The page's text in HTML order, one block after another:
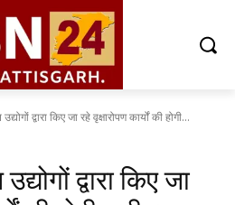
द्वारा किए जा रहे वृक्षारोपण कार्यों की होगी...
द्वारा किए जा